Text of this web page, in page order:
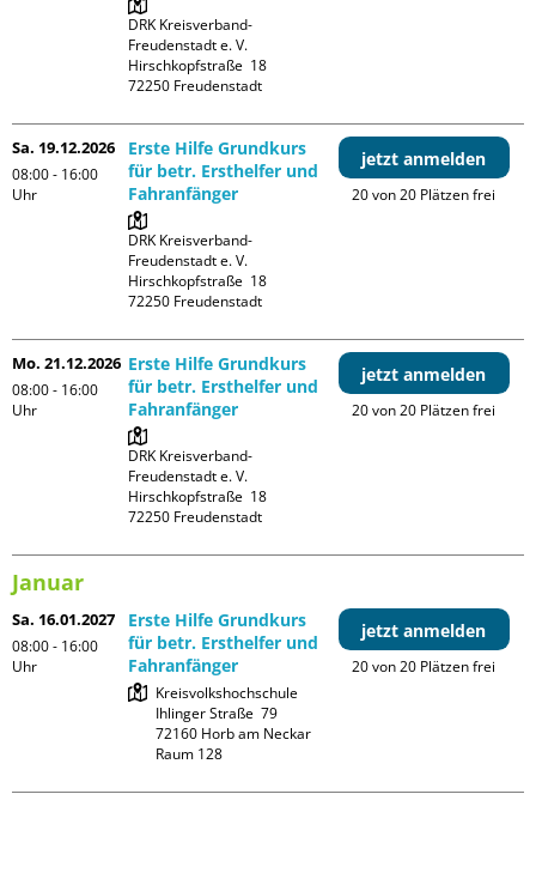
DRK Kreisverband-
Freudenstadt e. V.
Hirschkopfstraße  18
Sa. 19.12.2026
08:00 - 16:00
Uhr
Erste Hilfe Grundkurs
für betr. Ersthelfer und
Fahranfänger
DRK Kreisverband-
Freudenstadt e. V.
Hirschkopfstraße  18
jetzt anmelden
20 von 20 Plätzen frei
Mo. 21.12.2026
08:00 - 16:00
Uhr
Erste Hilfe Grundkurs
für betr. Ersthelfer und
Fahranfänger
DRK Kreisverband-
Freudenstadt e. V.
Hirschkopfstraße  18
jetzt anmelden
20 von 20 Plätzen frei
Januar
Sa. 16.01.2027
08:00 - 16:00
Uhr
Erste Hilfe Grundkurs
für betr. Ersthelfer und
Fahranfänger
Kreisvolkshochschule
Ihlinger Straße  79
72160 Horb am Neckar
Raum 128
jetzt anmelden
20 von 20 Plätzen frei